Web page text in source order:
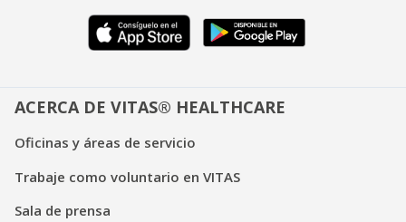
ACERCA DE VITAS® HEALTHCARE
Oficinas y áreas de servicio
Trabaje como voluntario en VITAS
Sala de prensa